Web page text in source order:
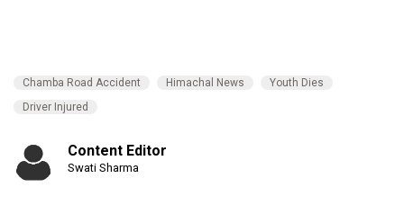
Chamba Road Accident Himachal News
Youth Dies
Driver Injured
Content Editor
Swati Sharma